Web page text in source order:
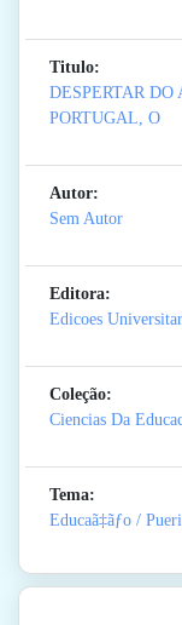
Titulo:
DESPERTAR
PORTUGAL, O
Autor:
Sem Autor
Editora:
Edicoes
Coleção:
Ciencias Da
Tema:
Educaã‡ãƒo /